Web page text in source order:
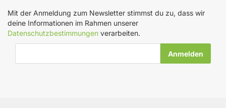
Mit der Anmeldung zum Newsletter stimmst du zu, dass wir
deine Informationen im Rahmen unserer
Datenschutzbestimmungen verarbeiten.